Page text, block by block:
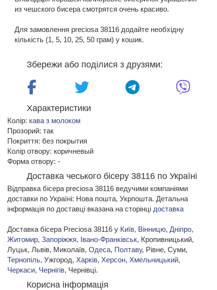
из чешского бисера смотрятся очень красиво.
Для замовлення preciosa 38116 додайте необхідну
кількість (1, 5, 10, 25, 50 грам) у кошик.
Збережи або поділися з друзями:
Характеристики
Колір: кава з молоком
Прозорий: так
Покриття: без покрытия
Колір отвору: коричневый
Форма отвору: -
Доставка чеського бісеру 38116 по Україні
Відправка бісера preciosa 38116 ведучими компаніями
доставки по Україні: Нова пошта, Укрпошта. Детальна
інформація по доставці вказана на сторінці доставка
Доставка бісера Preciosa 38116 у Київ, Вінницю, Дніпро,
Житомир, Запоріжжя, Івано-Франківськ, Кропивницький,
Луцьк, Львів, Миколаїв, Одеса, Полтаву, Рівне, Суми,
Тернопіль, Ужгород, Харків, Херсон, Хмельницький,
Черкаси, Чернігів, Чернівці.
Корисна інформація